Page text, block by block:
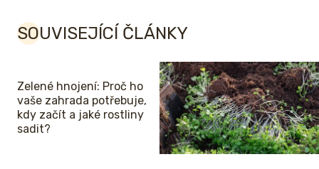
SOUVISEJÍCÍ ČLÁNKY
Zelené hnojení: Proč ho
vaše zahrada potřebuje,
kdy začít a jaké rostliny
sadit?